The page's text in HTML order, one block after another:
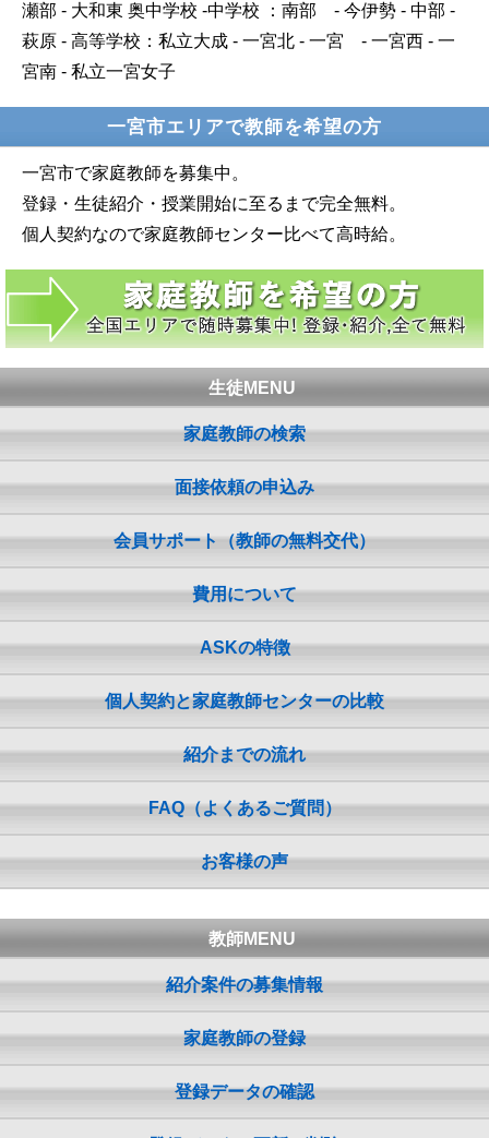
瀬部 - 大和東 奥中学校 -中学校 ：南部 - 今伊勢 - 中部 -
萩原 - 高等学校：私立大成 - 一宮北 - 一宮 - 一宮西 - 一
宮南 - 私立一宮女子
一宮市エリアで教師を希望の方
一宮市で家庭教師を募集中。
登録・生徒紹介・授業開始に至るまで完全無料。
個人契約なので家庭教師センター比べて高時給。
生徒MENU
家庭教師の検索
面接依頼の申込み
会員サポート（教師の無料交代）
費用について
ASKの特徴
個人契約と家庭教師センターの比較
紹介までの流れ
FAQ（よくあるご質問）
お客様の声
教師MENU
紹介案件の募集情報
家庭教師の登録
登録データの確認